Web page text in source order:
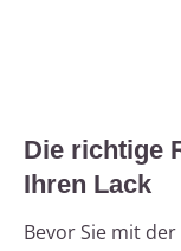
Die richtige
Ihren Lack
Bevor Sie mit